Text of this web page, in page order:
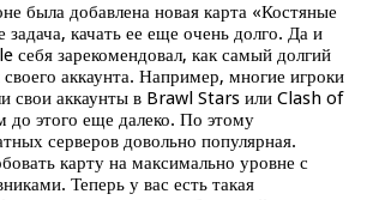
была добавлена новая карта «Костяные
качать ее еще очень долго. Да и
себя зарекомендовал, как самый долгий
аккаунта. Например, многие игроки
свои аккаунты в Brawl Stars или Clash of
до этого еще далеко. По этому
серверов довольно популярная.
карту на максимально уровне с
Теперь у вас есть такая